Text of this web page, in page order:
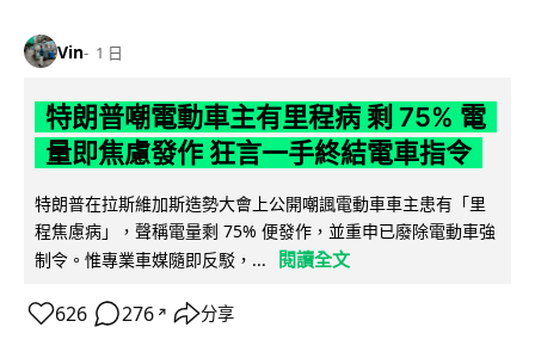
Vin 1 日
特朗普嘲電動車主有里程病 剩 75% 電
量即焦慮發作 狂言一手終結電車指令
特朗普在拉斯維加斯造勢大會上公開嘲諷電動車車主患有「里
程焦慮病」，聲稱電量剩 75% 便發作，並重申已廢除電動車強
制令。惟專業車媒隨即反駁，...
閱讀全文
626 276 ↗ 分享